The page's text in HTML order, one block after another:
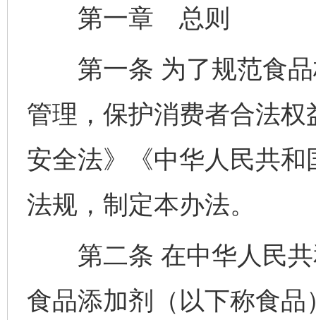
第一章 总则
第一条 为了规范食品
管理，保护消费者合法
安全法》《中华人民共
法规，制定本办法。
第二条 在中华人民共
食品添加剂（以下称食